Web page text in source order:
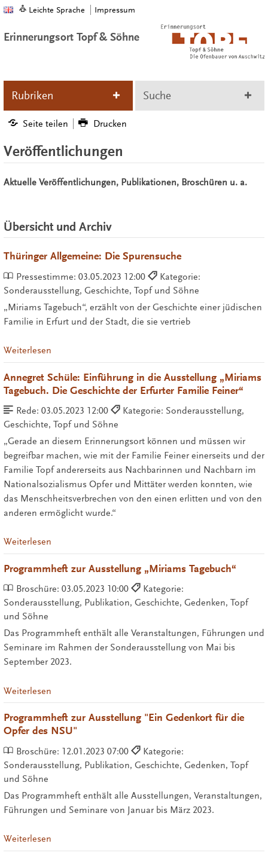
Leichte Sprache Impressum
Erinnerungsort Topf & Söhne
Rubriken Suche
Seite teilen Drucken
Veröffentlichungen
Aktuelle Veröffentlichungen, Publikationen, Broschüren u. a.
Übersicht und Archiv
Thüringer Allgemeine: Die Spurensuche
Pressestimme: 03.05.2023 12:00
Kategorie:
Sonderausstellung, Geschichte, Topf und Söhne
„Miriams Tagebuch“, erzählt von der Geschichte einer jüdischen
Familie in Erfurt und der Stadt, die sie vertrieb
Weiterlesen
Annegret Schüle: Einführung in die Ausstellung „Miriams
Tagebuch. Die Geschichte der Erfurter Familie Feiner“
Rede: 03.05.2023 12:00
Kategorie: Sonderausstellung,
Geschichte, Topf und Söhne
„Gerade an diesem Erinnerungsort können und müssen wir
begreifbar machen, wie mit der Familie Feiner einerseits und der
Familie Topf andererseits aus Nachbarinnen und Nachbarn im
Nationalsozialismus Opfer und Mittäter werden konnten, wie
das Menschheitsverbrechen von den einen erlitten und von den
anderen ermöglicht wurde.“
Weiterlesen
Programmheft zur Ausstellung „Miriams Tagebuch“
Broschüre: 03.05.2023 10:00
Kategorie:
Sonderausstellung, Publikation, Geschichte, Gedenken, Topf
und Söhne
Das Programmheft enthält alle Veranstaltungen, Führungen und
Seminare im Rahmen der Sonderausstellung von Mai bis
September 2023.
Weiterlesen
Programmheft zur Ausstellung "Ein Gedenkort für die
Opfer des NSU"
Broschüre: 12.01.2023 07:00
Kategorie:
Sonderausstellung, Publikation, Geschichte, Gedenken, Topf
und Söhne
Das Programmheft enthält alle Ausstellungen, Veranstaltungen,
Führungen und Seminare von Januar bis März 2023.
Weiterlesen